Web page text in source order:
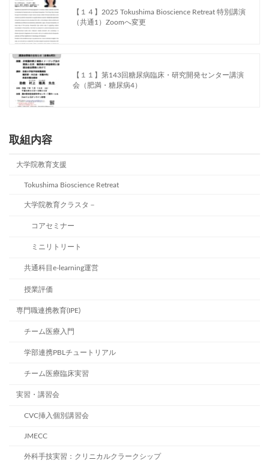
【１４】2025 Tokushima Bioscience Retreat 特別講演
（共通1）Zoomへ変更
【１１】第143回糖尿病臨床・研究開発センター講演
会（肥満・糖尿病4）
取組内容
大学院教育支援
Tokushima Bioscience Retreat
大学院教育クラスタ－
コアセミナー
ミニリトリート
共通科目e-learning運営
授業評価
専門職連携教育(IPE)
チーム医療入門
学部連携PBLチュートリアル
チーム医療臨床実習
実習・講習会
CVC挿入個別講習会
JMECC
外科手技実習：クリニカルクラークシップ